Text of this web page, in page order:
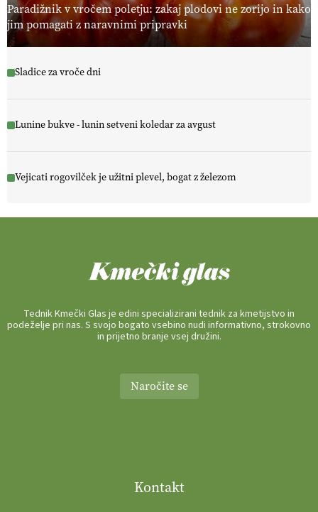
Paradižnik v vročem poletju: zakaj plodovi ne zorijo in kako
jim pomagati z naravnimi pripravki
Sladice za vroče dni
Lunine bukve - lunin setveni koledar za avgust
Vejicati rogovilček je užitni plevel, bogat z železom
Tednik Kmečki Glas je edini specializirani tednik za kmetijstvo in
podeželje pri nas. S svojo bogato vsebino nudi informativno, strokovno
in prijetno branje vsej družini.
Naročite se
Kontakt